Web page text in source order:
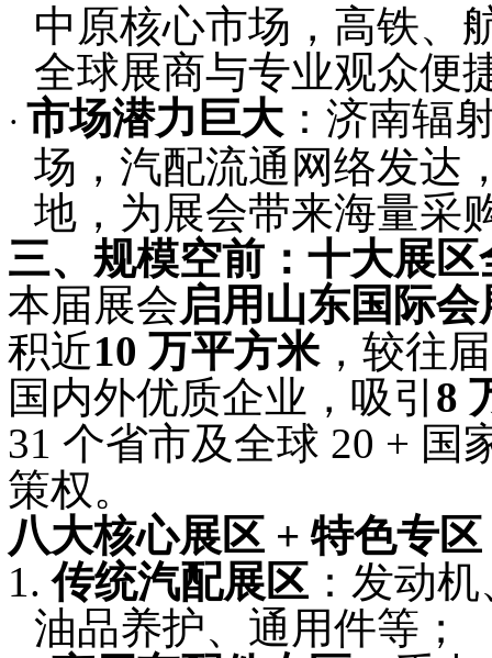
中原核心市场，高铁、
全球展商与专业观众便
· 市场潜力巨大 ：济南辐
场，汽配流通网络发达
地，为展会带来海量采
三、规模空前：十大展
本届展会启用山东国际
积近10 万平方米，较往
国内外优质企业，吸引 8
31 个省市及全球 20 + 国
策权。
八大核心展区 + 特色专
1.传统汽配展区 ：发动
油品养护、通用件等；